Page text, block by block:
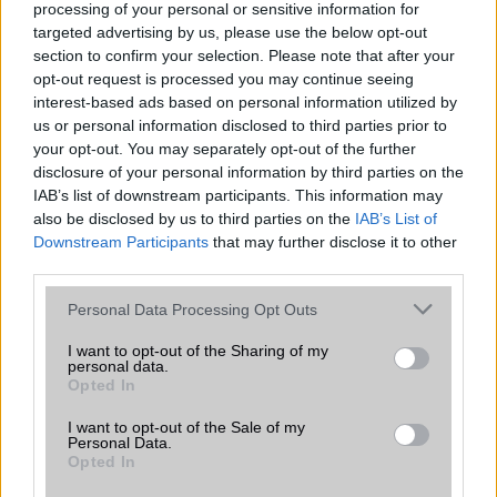
processing of your personal or sensitive information for
targeted advertising by us, please use the below opt-out
section to confirm your selection. Please note that after your
opt-out request is processed you may continue seeing
interest-based ads based on personal information utilized by
us or personal information disclosed to third parties prior to
your opt-out. You may separately opt-out of the further
disclosure of your personal information by third parties on the
IAB’s list of downstream participants. This information may
also be disclosed by us to third parties on the IAB’s List of
Downstream Participants that may further disclose it to other
Please note that this website/app uses one or more Google
not limited to your visit or usage behaviour. You may click to
grant or deny consent to Google and its third-party tags to
use your data for below specified purposes in below Google
consent section.
Personal Data Processing Opt Outs
I want to opt-out of the Sharing of my
personal data.
Opted In
I want to opt-out of the Sale of my
Personal Data.
Opted In
Számos népszerű Samsung Galaxy
készülék kimarad a One UI 9
frissítésből – itt a lista az érintett
modellekről
2026.06.30| Phone Arena
A One UI 9 érkezése új mesterséges intelligencia-
funkciókat és továbbfejlesztett kezelőfelületet hoz,
azonban több korábbi csúcskategóriás és középkategóriás
Galaxy készülék számára ez lesz az út vége.
Samsung Galaxy S24: ritka kivétel a
zászlóshajók között
2024.11.08| 9to5Google
világszerte eladott legnépszerűbb okostelefonok top 10-
es listájára, domináltak az olcsóbb modellek.